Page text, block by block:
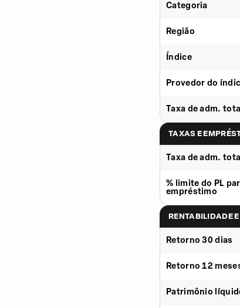
Categoria
Região
Índice
Provedor do
Taxa de adm. total
TAXAS E
Taxa de adm. total
% limite do PL
empréstimo
RENTABILIDADE
Retorno 30 dias
Retorno 12
Patrimônio